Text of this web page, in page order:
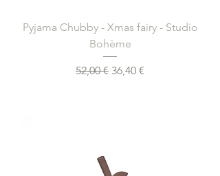
Pyjama Chubby - Xmas fairy - Studio
Bohème
Prix original
52,00 € Prix promotionnel
36,40 €